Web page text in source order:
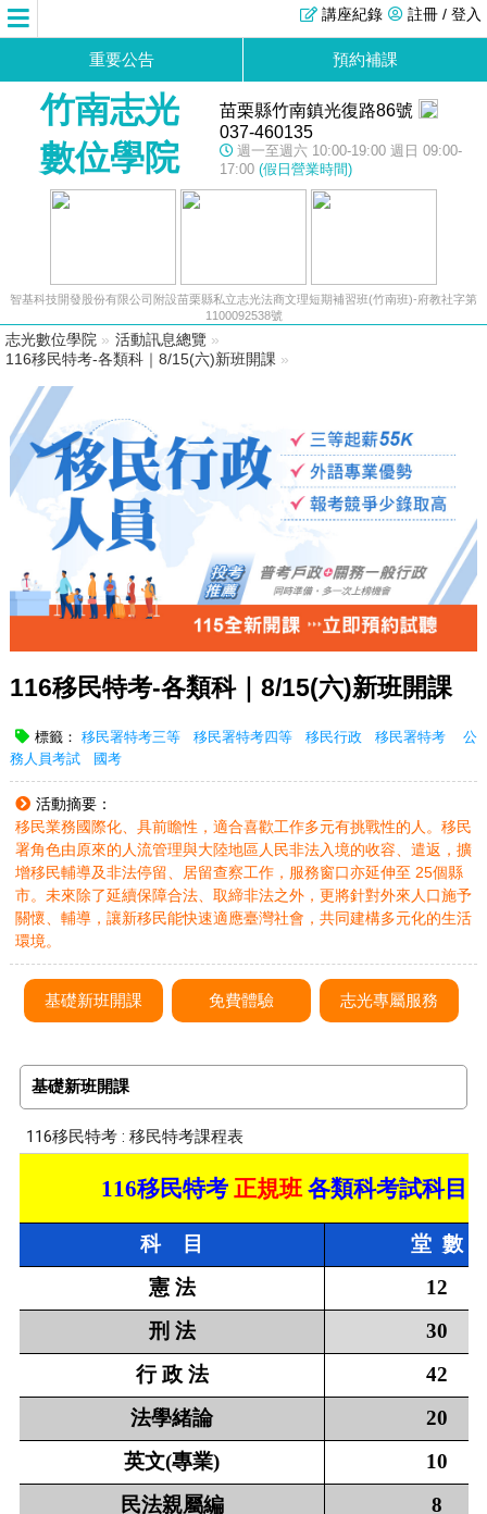
註冊 / 登入
講座紀錄
重要公告 預約補課
竹南志光
數位學院
苗栗縣竹南鎮光復路86號
037-460135
週一至週六 10:00-19:00 週日 09:00-
17:00 (假日營業時間)
智基科技開發股份有限公司附設苗栗縣私立志光法商文理短期補習班(竹南班)-府教社字第
1100092538號
志光數位學院 » 活動訊息總覽 »
116移民特考-各類科｜8/15(六)新班開課 »
116移民特考-各類科｜8/15(六)新班開課
標籤： 移民署特考三等 移民署特考四等 移民行政
移民署特考 公
務人員考試 國考
活動摘要：
移民業務國際化、具前瞻性，適合喜歡工作多元有挑戰性的人。移民
署角色由原來的人流管理與大陸地區人民非法入境的收容、遣返，擴
增移民輔導及非法停留、居留查察工作，服務窗口亦延伸至 25個縣
市。未來除了延續保障合法、取締非法之外，更將針對外來人口施予
關懷、輔導，讓新移民能快速適應臺灣社會，共同建構多元化的生活
環境。
基礎新班開課 免費體驗 志光專屬服務
基礎新班開課